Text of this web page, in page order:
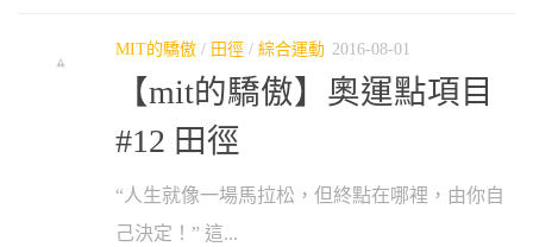
MIT的驕傲 / 田徑 / 綜合運動 2016-08-01
【mit的驕傲】奧運點項目
#12 田徑
“人生就像一場馬拉松，但終點在哪裡，由你自
己決定！” 這...